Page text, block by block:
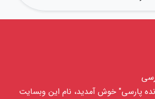
پارسی" خوش آمدید، نام این وبسایت